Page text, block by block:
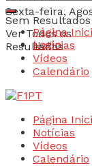
Sexta-feira,
Login
Sem Resultados
Ver Todos os
Resultados
Página
Notícias
Vídeos
Calendário
Página
Notícias
Vídeos
Calendário